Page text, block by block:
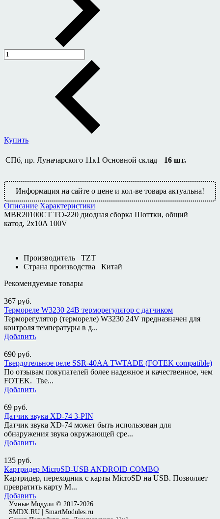
Купить
СПб, пр. Луначарского 11к1 Основной склад 16 шт.
Информация на сайте о цене и кол-ве товара актуальна!
Описание Характеристики
MBR20100CT TO-220 диодная сборка Шоттки, общий
катод, 2х10A 100V
Производитель
TZT
Страна производства
Китай
Рекомендуемые товары
367 руб.
Термореле W3230 24В терморегулятор с датчиком
Терморегулятор (термореле) W3230 24V предназначен для
контроля температуры в д...
Добавить
690 руб.
Твердотельное реле SSR-40AA TWTADE (FOTEK compatible)
По отзывам покупателей более надежное и качественное, чем
FOTEK. Тве...
Добавить
69 руб.
Датчик звука XD-74 3-PIN
Датчик звука XD-74 может быть использован для
обнаружения звука окружающей сре...
Добавить
135 руб.
Картридер MicroSD-USB ANDROID COMBO
Картридер, переходник с карты MicroSD на USB. Позволяет
превратить карту M...
Добавить
Умные Модули © 2017-2026
SMDX.RU | SmartModules.ru